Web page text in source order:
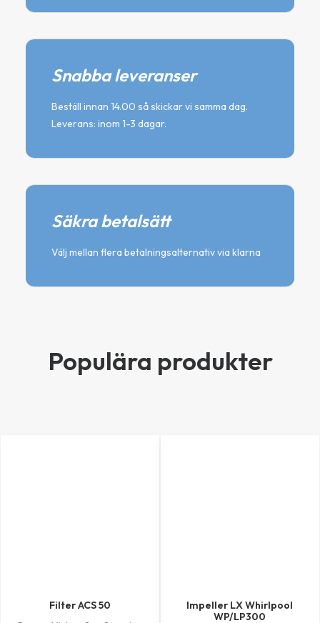
Snabba leveranser
Beställ innan 14.00 så skickar vi samma dag.
Leverans: inom 1-3 dagar.
Säkra betalsätt
Välj mellan flera betalningsalternativ via klarna
Populära produkter
Filter ACS 50
Impeller LX Whirlpool
WP/LP300